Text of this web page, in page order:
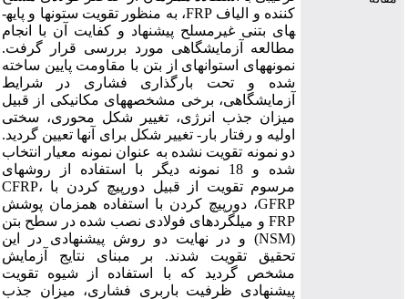
کننده و الیاف FRP، به منظور تقویت ستون­ها و پایه­
های بتنی غیرمسلح پیشنهاد و کفایت آن با انجام
مطالعه آزمایشگاهی مورد بررسی قرار گرفت.
نمونه­های استوانه­ای از بتن با مقاومت پایین ساخته
شده و تحت بارگذاری فشاری در شرایط
آزمایشگاهی، برخی مشخصه­های مکانیکی از قبیل
میزان جذب انرژی، تغییر شکل محوری، سختی
اولیه و رفتار بار- تغییر شکل برای آنها تعیین گردید.
دو نمونه تقویت نشده به عنوان نمونه معیار انتخاب
شده و 18 نمونه دیگر با استفاده از روش­های
مرسوم تقویت از قبیل دورپیچ کردن با CFRP،
GFRP، دورپیچ کردن با استفاده هم­زمان پوشش
FRP و میلگردهای فولادی نصب شده در سطح بتن
(NSM) و در نهایت دو روش پیشنهادی در این
تحقیق تقویت شدند. بر مبنای نتایج آزمایش
مشخص گردید که با استفاده از شیوه تقویت
پیشنهادی ظرفیت باربری فشاری، میزان جذب